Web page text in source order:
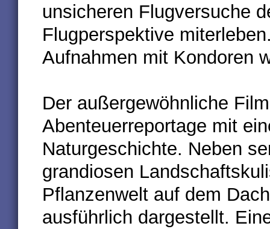
unsicheren Flugversuche
Flugperspektive
Aufnahmen mit Kondoren
Der außergewöhnliche
Abenteuerreportage mit
Naturgeschichte. Neben
grandiosen
Pflanzenwelt auf dem
ausführlich dargestellt.